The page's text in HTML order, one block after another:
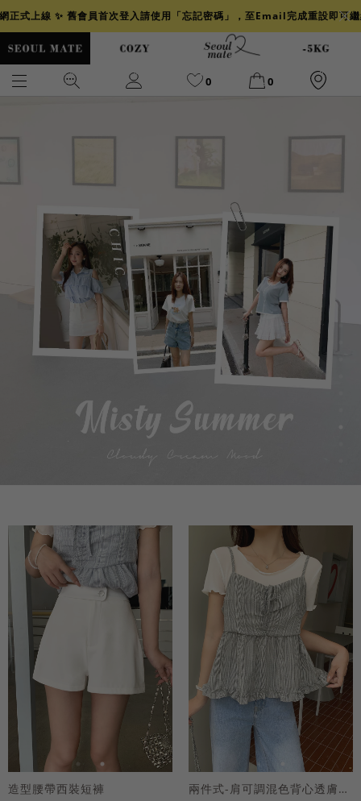
正式上線 ✨ 舊會員首次登入請使用「忘記密碼」，至Email完成重設即可
0 0
牛仔
襯衫 褲裙 冰感
涼感
造型腰帶西裝短褲 兩件式-肩可調混色背心透膚上衣套組